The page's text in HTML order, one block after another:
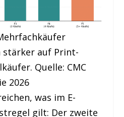
stärker auf Print-
Quelle: CMC
2026
was im E-
gilt: Der zweite